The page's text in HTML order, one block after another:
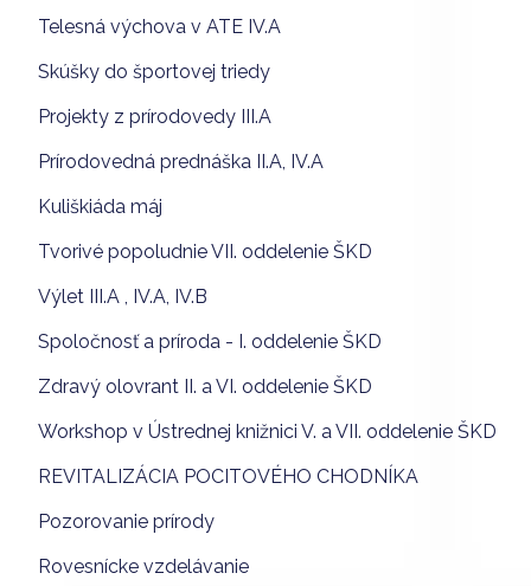
Telesná výchova v ATE IV.A
Skúšky do športovej triedy
Projekty z prírodovedy III.A
Prírodovedná prednáška II.A, IV.A
Kuliškiáda máj
Tvorivé popoludnie VII. oddelenie ŠKD
Výlet III.A , IV.A, IV.B
Spoločnosť a príroda - I. oddelenie ŠKD
Zdravý olovrant II. a VI. oddelenie ŠKD
Workshop v Ústrednej knižnici V. a VII. oddelenie ŠKD
REVITALIZÁCIA POCITOVÉHO CHODNÍKA
Pozorovanie prírody
Rovesnícke vzdelávanie